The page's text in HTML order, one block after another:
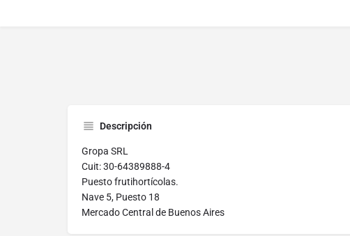
Descripción
Gropa SRL
Cuit: 30-64389888-4
Puesto frutihortícolas.
Nave 5, Puesto 18
Mercado Central de Buenos Aires